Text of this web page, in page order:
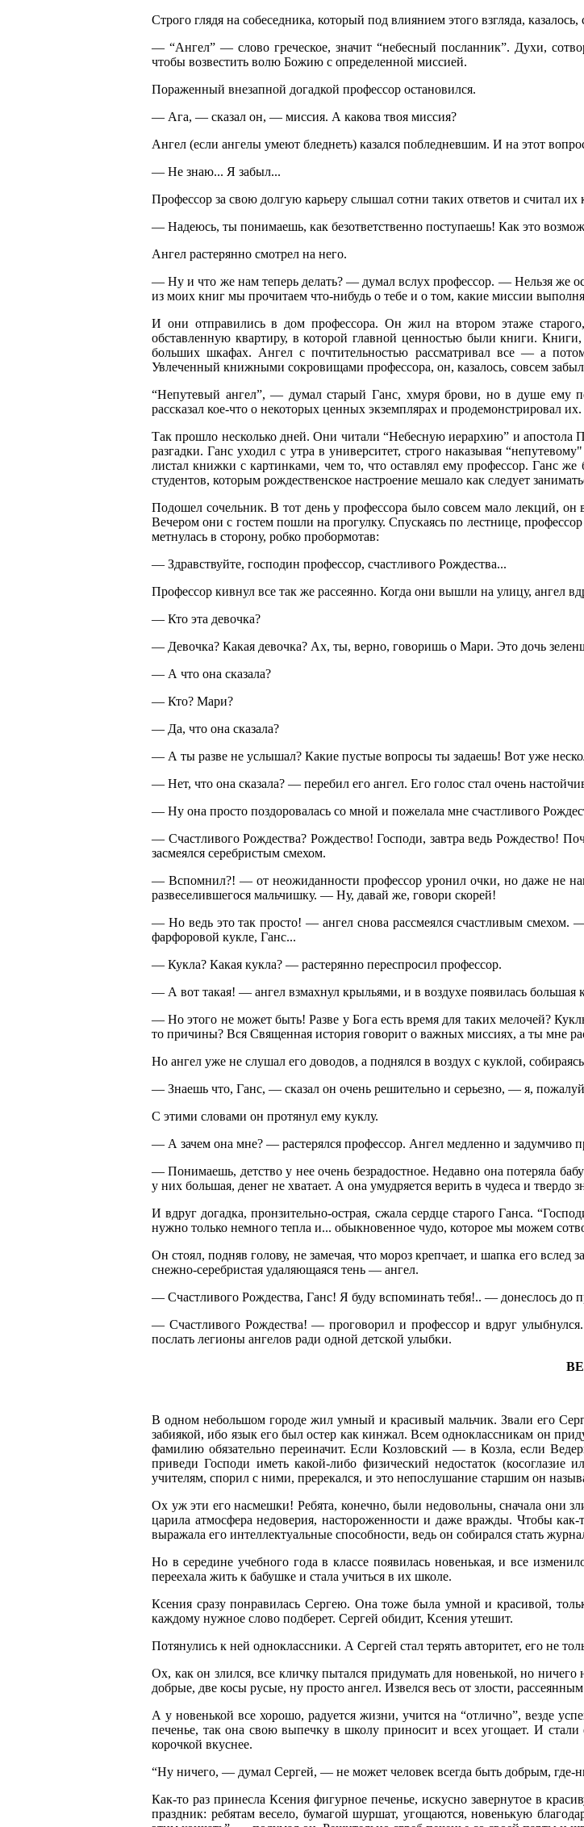
Строго глядя на собеседника, который под влиянием этого взгляда,
— “Ангел” — слово греческое, значит “небесный посланник”. Духи,
чтобы возвестить волю Божию с определенной миссией.
Пораженный внезапной догадкой профессор остановился.
— Ага, — сказал он, — миссия. А какова твоя миссия?
Ангел (если ангелы умеют бледнеть) казался побледневшим. И на этот
— Не знаю... Я забыл...
Профессор за свою долгую карьеру слышал сотни таких ответов и считал
— Надеюсь, ты понимаешь, как безответственно поступаешь! Как это
Ангел растерянно смотрел на него.
— Ну и что же нам теперь делать? — думал вслух профессор. — Нельзя же
из моих книг мы прочитаем что-нибудь о тебе и о том, какие миссии
И они отправились в дом профессора. Он жил на втором этаже
обставленную квартиру, в которой главной ценностью были книги.
больших шкафах. Ангел с почтительностью рассматривал все — а
Увлеченный книжными сокровищами профессора, он, казалось, совсем
“Непутевый ангел”, — думал старый Ганс, хмуря брови, но в душе ему
рассказал кое-что о некоторых ценных экземплярах и продемонстрировал их.
Так прошло несколько дней. Они читали “Небесную иерархию” и апостола
разгадки. Ганс уходил с утра в университет, строго наказывая“непутевому"
листал книжки с картинками, чем то, что оставлял ему профессор. Ганс
студентов, которым рождественское настроение мешало как следует
Подошел сочельник. В тот день у профессора было совсем мало лекций,
Вечером они с гостем пошли на прогулку. Спускаясь по лестнице,
метнулась в сторону, робко пробормотав:
— Здравствуйте, господин профессор, счастливого Рождества...
Профессор кивнул все так же рассеянно. Когда они вышли на улицу, ангел
— Кто эта девочка?
— Девочка? Какая девочка? Ах, ты, верно, говоришь о Мари. Это дочь
— А что она сказала?
— Кто? Мари?
— Да, что она сказала?
— А ты разве не услышал? Какие пустые вопросы ты задаешь! Вот уже
— Нет, что она сказала? — перебил его ангел. Его голос стал очень
— Ну она просто поздоровалась со мной и пожелала мне счастливого
— Счастливого Рождества? Рождество! Господи, завтра ведь Рождество!
засмеялся серебристым смехом.
— Вспомнил?! — от неожиданности профессор уронил очки, но даже не
развеселившегося мальчишку. — Ну, давай же, говори скорей!
— Но ведь это так просто! — ангел снова рассмеялся счастливым смехом.
фарфоровой кукле, Ганс...
— Кукла? Какая кукла? — растерянно переспросил профессор.
— А вот такая! — ангел взмахнул крыльями, и в воздухе появилась большая
— Но этого не может быть! Разве у Бога есть время для таких мелочей?
то причины? Вся Священная история говорит о важных миссиях, а ты мне
Но ангел уже не слушал его доводов, а поднялся в воздух с куклой,
— Знаешь что, Ганс, — сказал он очень решительно и серьезно, — я,
С этими словами он протянул ему куклу.
— А зачем она мне? — растерялся профессор. Ангел медленно и задумчиво
— Понимаешь, детство у нее очень безрадостное. Недавно она потеряла
у них большая, денег не хватает. А она умудряется верить в чудеса и твердо
И вдруг догадка, пронзительно-острая, сжала сердце старого Ганса.
нужно только немного тепла и... обыкновенное чудо, которое мы можем
Он стоял, подняв голову, не замечая, что мороз крепчает, и шапка его
снежно-серебристая удаляющаяся тень — ангел.
— Счастливого Рождества, Ганс! Я буду вспоминать тебя!.. — донеслось до
— Счастливого Рождества! — проговорил и профессор и вдруг
послать легионы ангелов ради одной детской улыбки.
В одном небольшом городе жил умный и красивый мальчик. Звали его
забиякой, ибо язык его был остер как кинжал. Всем одноклассникам он
фамилию обязательно переиначит. Если Козловский — в Козла, если
приведи Господи иметь какой-либо физический недостаток
учителям, спорил с ними, пререкался, и это непослушание старшим он
Ох уж эти его насмешки! Ребята, конечно, были недовольны, сначала они
царила атмосфера недоверия, настороженности и даже вражды. Чтобы
выражала его интеллектуальные способности, ведь он собирался стать
Но в середине учебного года в классе появилась новенькая, и все
переехала жить к бабушке и стала учиться в их школе.
Ксения сразу понравилась Сергею. Она тоже была умной и красивой,
каждому нужное слово подберет. Сергей обидит, Ксения утешит.
Потянулись к ней одноклассники. А Сергей стал терять авторитет, его не
Ох, как он злился, все кличку пытался придумать для новенькой, но ничего
добрые, две косы русые, ну просто ангел. Извелся весь от злости,
А у новенькой все хорошо, радуется жизни, учится на “отлично”, везде
печенье, так она свою выпечку в школу приносит и всех угощает. И
корочкой вкуснее.
“Ну ничего, — думал Сергей, — не может человек всегда быть добрым, где-
Как-то раз принесла Ксения фигурное печенье, искусно завернутое в
праздник: ребятам весело, бумагой шуршат, угощаются, новенькую